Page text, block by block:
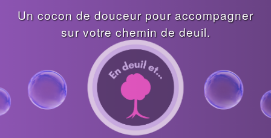
Un cocon de douceur pour accompagner
sur votre chemin de deuil.